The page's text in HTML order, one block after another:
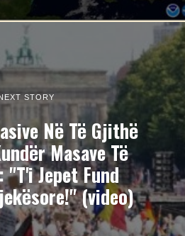
STORY
Në Të Gjithë
Masave Të
"T'i Jepet Fund
(video)